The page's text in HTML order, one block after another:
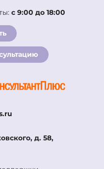
с 9:00 до 18:00
д. 58,